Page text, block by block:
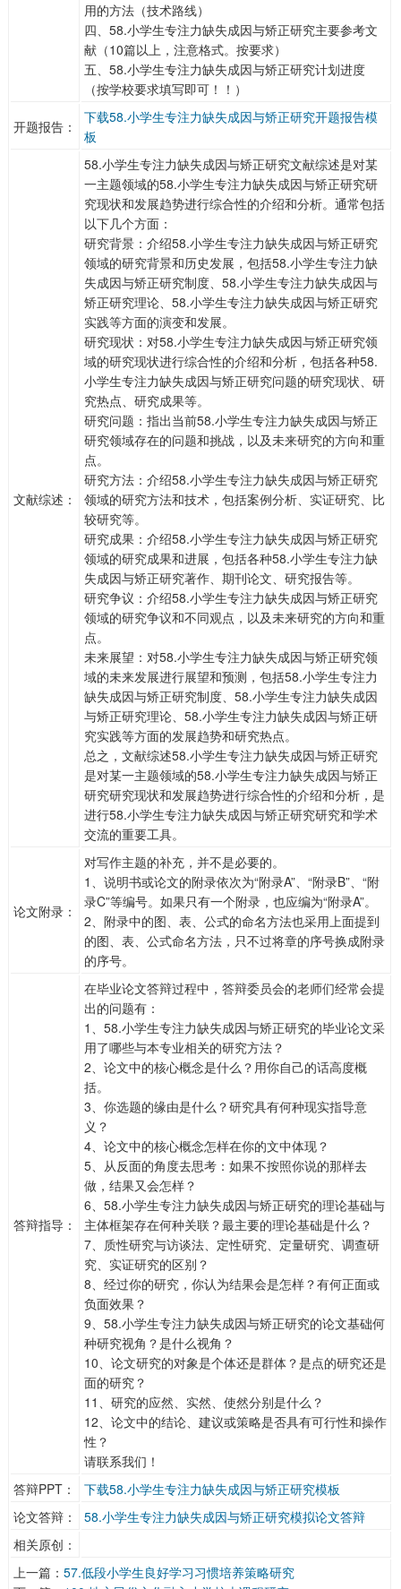
用的方法（技术路线）
四、58.小学生专注力缺失成因与矫正研究主要参考文
献（10篇以上，注意格式。按要求）
五、58.小学生专注力缺失成因与矫正研究计划进度
（按学校要求填写即可！！）
开题报告：
下载58.小学生专注力缺失成因与矫正研究开题报告模
板
文献综述：
58.小学生专注力缺失成因与矫正研究文献综述是对某
一主题领域的58.小学生专注力缺失成因与矫正研究研
究现状和发展趋势进行综合性的介绍和分析。通常包括
以下几个方面：
研究背景：介绍58.小学生专注力缺失成因与矫正研究
领域的研究背景和历史发展，包括58.小学生专注力缺
失成因与矫正研究制度、58.小学生专注力缺失成因与
矫正研究理论、58.小学生专注力缺失成因与矫正研究
实践等方面的演变和发展。
研究现状：对58.小学生专注力缺失成因与矫正研究领
域的研究现状进行综合性的介绍和分析，包括各种58.
小学生专注力缺失成因与矫正研究问题的研究现状、研
究热点、研究成果等。
研究问题：指出当前58.小学生专注力缺失成因与矫正
研究领域存在的问题和挑战，以及未来研究的方向和重
点。
研究方法：介绍58.小学生专注力缺失成因与矫正研究
领域的研究方法和技术，包括案例分析、实证研究、比
较研究等。
研究成果：介绍58.小学生专注力缺失成因与矫正研究
领域的研究成果和进展，包括各种58.小学生专注力缺
失成因与矫正研究著作、期刊论文、研究报告等。
研究争议：介绍58.小学生专注力缺失成因与矫正研究
领域的研究争议和不同观点，以及未来研究的方向和重
点。
未来展望：对58.小学生专注力缺失成因与矫正研究领
域的未来发展进行展望和预测，包括58.小学生专注力
缺失成因与矫正研究制度、58.小学生专注力缺失成因
与矫正研究理论、58.小学生专注力缺失成因与矫正研
究实践等方面的发展趋势和研究热点。
总之，文献综述58.小学生专注力缺失成因与矫正研究
是对某一主题领域的58.小学生专注力缺失成因与矫正
研究研究现状和发展趋势进行综合性的介绍和分析，是
进行58.小学生专注力缺失成因与矫正研究研究和学术
交流的重要工具。
论文附录：
对写作主题的补充，并不是必要的。
1、说明书或论文的附录依次为“附录A”、“附录B”、“附
录C”等编号。如果只有一个附录，也应编为“附录A”。
2、附录中的图、表、公式的命名方法也采用上面提到
的图、表、公式命名方法，只不过将章的序号换成附录
的序号。
答辩指导：
在毕业论文答辩过程中，答辩委员会的老师们经常会提
出的问题有：
1、58.小学生专注力缺失成因与矫正研究的毕业论文采
用了哪些与本专业相关的研究方法？
2、论文中的核心概念是什么？用你自己的话高度概
括。
3、你选题的缘由是什么？研究具有何种现实指导意
义？
4、论文中的核心概念怎样在你的文中体现？
5、从反面的角度去思考：如果不按照你说的那样去
做，结果又会怎样？
6、58.小学生专注力缺失成因与矫正研究的理论基础与
主体框架存在何种关联？最主要的理论基础是什么？
7、质性研究与访谈法、定性研究、定量研究、调查研
究、实证研究的区别？
8、经过你的研究，你认为结果会是怎样？有何正面或
负面效果？
9、58.小学生专注力缺失成因与矫正研究的论文基础何
种研究视角？是什么视角？
10、论文研究的对象是个体还是群体？是点的研究还是
面的研究？
11、研究的应然、实然、使然分别是什么？
12、论文中的结论、建议或策略是否具有可行性和操作
性？
请联系我们！
答辩PPT：
下载58.小学生专注力缺失成因与矫正研究模板
论文答辩：
58.小学生专注力缺失成因与矫正研究模拟论文答辩
相关原创：
上一篇： 57.低段小学生良好学习习惯培养策略研究